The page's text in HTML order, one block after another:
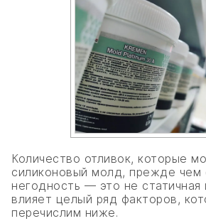
Количество отливок, которые
силиконовый молд, прежде чем
негодность — это не статичная
влияет целый ряд факторов,
перечислим ниже.